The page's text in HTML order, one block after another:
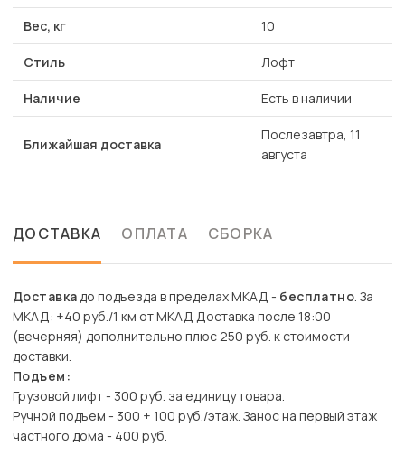
Вес, кг 10
Стиль Лофт
Наличие Есть в наличии
Ближайшая доставка
Послезавтра, 11
августа
ДОСТАВКА ОПЛАТА СБОРКА
Доставкадо подъезда в пределах МКАД - бесплатно. За
МКАД: +40 руб./1 км от МКАД Доставка после 18:00
(вечерняя) дополнительно плюс 250 руб. к стоимости
доставки.
Подъем:
Грузовой лифт - 300 руб. за единицу товара.
Ручной подъем - 300 + 100 руб./этаж. Занос на первый этаж
частного дома - 400 руб.